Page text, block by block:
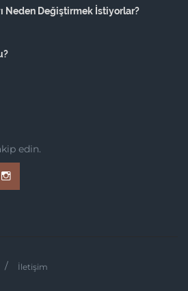
Neden Değiştirmek İstiyorlar?
edin.
İletişim